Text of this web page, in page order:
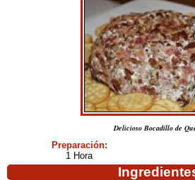
Delicioso Bocadillo de
Preparación:
1 Hora